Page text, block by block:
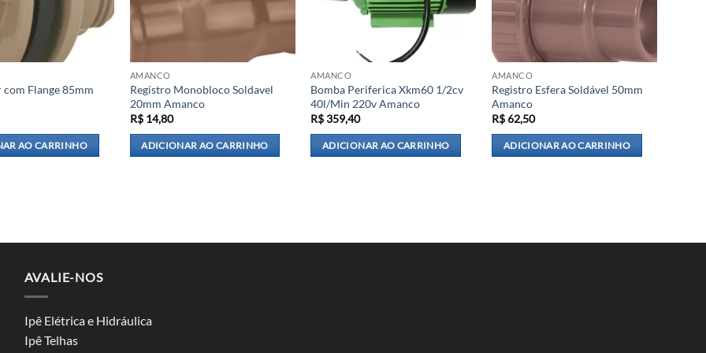
Flange 85mm
AO CARRINHO
AMANCO
Registro Monobloco Soldavel
20mm Amanco
R$14,80
ADICIONAR AO CARRINHO
AMANCO
Bomba Periferica Xkm60 1/2cv
40l/Min 220v Amanco
R$359,40
ADICIONAR AO CARRINHO
AMANCO
Registro Esfera Soldável 50mm
Amanco
R$62,50
ADICIONAR AO CARRINHO
AVALIE-NOS
Ipê Elétrica e Hidráulica
Ipê Telhas